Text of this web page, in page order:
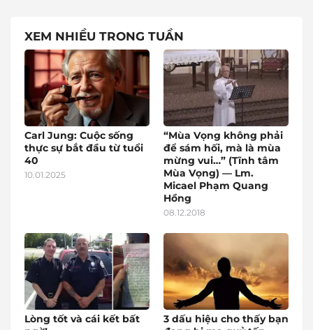
XEM NHIỀU TRONG TUẦN
Carl Jung: Cuộc sống
thực sự bắt đầu từ tuổi
40
10.01.2025
“Mùa Vọng không phải
để sám hối, mà là mùa
mừng vui…” (Tĩnh tâm
Mùa Vọng) — Lm.
Micael Phạm Quang
Hồng
08.12.2018
Lòng tốt và cái kết bất
3 dấu hiệu cho thấy bạn